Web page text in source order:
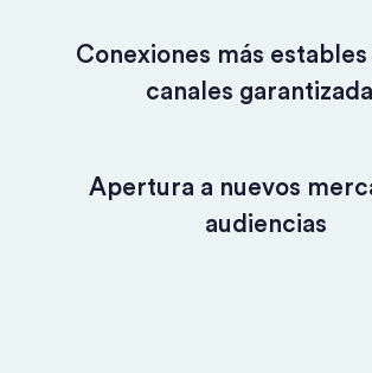
Conexiones más
canales
Apertura a nuevos
audiencias